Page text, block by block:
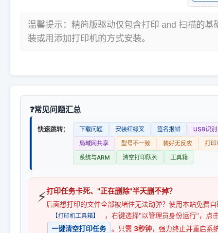
温馨提示：精简版驱动仅包含打印 and 扫描的基
装或用添加打印机的方式安装。
常见问题汇总
快速跳转： 下载问题 安装红绿叉 签名报错
USB识别
局域网共享
型号不一致 装好无反应
打印
系统与ARM
清空打印队列 工具箱
⚡打印任务卡死、"正在删除"半天删不掉？
后面想打印的文件全部被堵住无法动弹？使用本站免费
【打印机工具箱】
，右键选择"以管理员身份运行"，点
一键清空打印任务
。只需 3秒钟，强力终止并重启系